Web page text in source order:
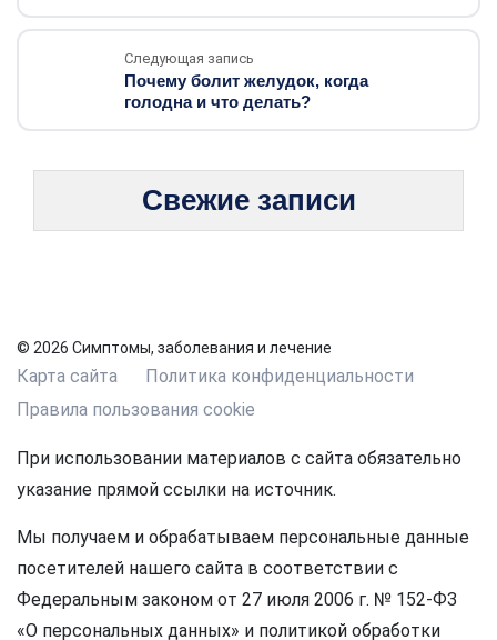
Следующая запись
Почему болит желудок, когда
голодна и что делать?
Свежие записи
© 2026 Симптомы, заболевания и лечение
Карта сайта
Политика конфиденциальности
Правила пользования cookie
При использовании материалов с сайта обязательно
указание прямой ссылки на источник.
Мы получаем и обрабатываем персональные данные
посетителей нашего сайта в соответствии с
Федеральным законом от 27 июля 2006 г. № 152-ФЗ
«О персональных данных» и политикой обработки